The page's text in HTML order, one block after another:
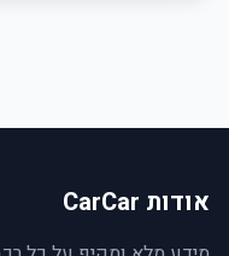
אודות CarCar